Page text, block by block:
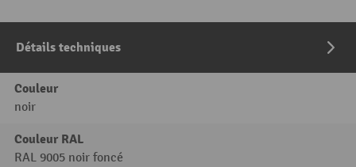
Détails techniques
Couleur
noir
Couleur RAL
RAL 9005 noir foncé